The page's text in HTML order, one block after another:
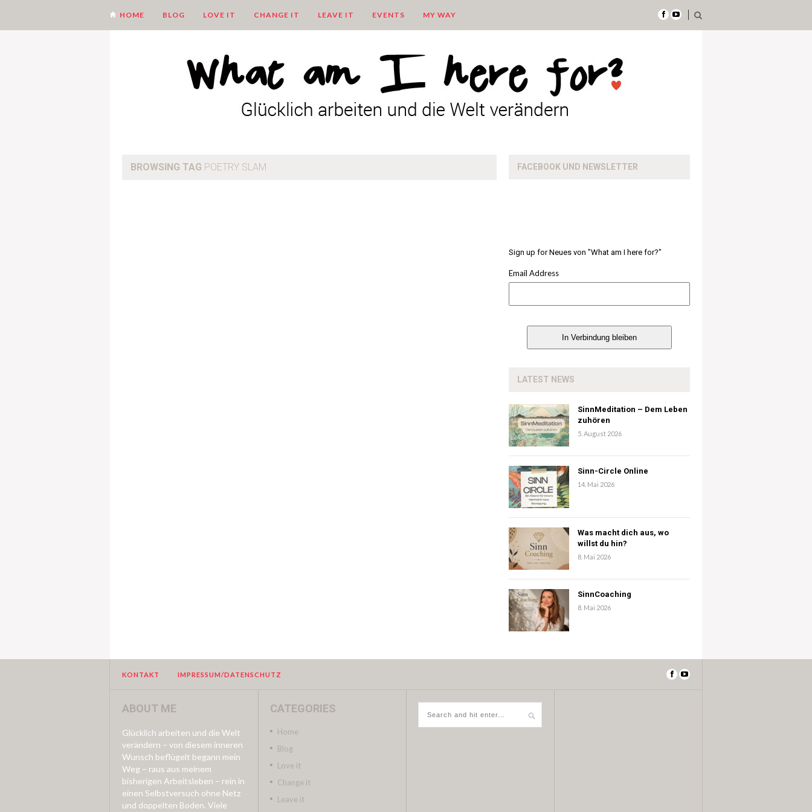
HOME BLOG LOVE IT CHANGE IT LEAVE IT EVENTS MY WAY
BROWSING TAG POETRY SLAM FACEBOOK UND NEWSLETTER
Sign up for Neues von "What am I here for?"
Email Address
LATEST NEWS
SinnMeditation – Dem Leben
zuhören
5. August 2026
Sinn-Circle Online
14. Mai 2026
Was macht dich aus, wo
willst du hin?
8. Mai 2026
SinnCoaching
8. Mai 2026
KONTAKT IMPRESSUM/DATENSCHUTZ
ABOUT ME
Glücklich arbeiten und die Welt
verändern – von diesem inneren
Wunsch beflügelt begann mein
Weg – raus aus meinem
bisherigen Arbeitsleben – rein in
einen Selbstversuch ohne Netz
und doppelten Boden. Viele
CATEGORIES
Home
Blog
Love it
Change it
Leave it